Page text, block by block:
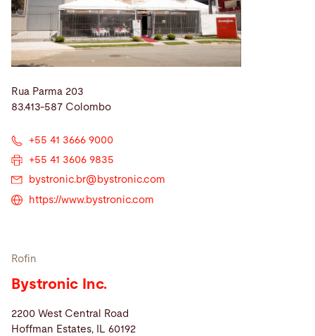
Rua Parma 203
83.413-587 Colombo
+55 41 3666 9000
+55 41 3606 9835
bystronic.br@ bystronic.com
https://www.bystronic.com
Rofin
Bystronic Inc.
2200 West Central Road
Hoffman Estates, IL 60192